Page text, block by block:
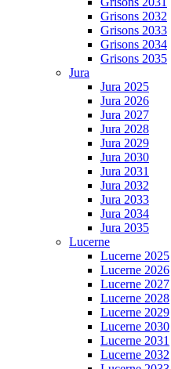
Grisons 2032
Grisons 2033
Grisons 2034
Grisons 2035
Jura
Jura 2025
Jura 2026
Jura 2027
Jura 2028
Jura 2029
Jura 2030
Jura 2031
Jura 2032
Jura 2033
Jura 2034
Jura 2035
Lucerne
Lucerne 2025
Lucerne 2026
Lucerne 2027
Lucerne 2028
Lucerne 2029
Lucerne 2030
Lucerne 2031
Lucerne 2032